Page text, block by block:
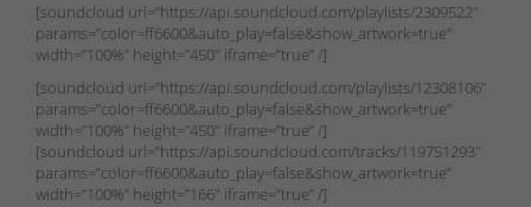
[soundcloud url=”https://api.soundcloud.com/playlists/2309522″
params=”color=ff6600&auto_play=false&show_artwork=true”
width=”100%” height=”450″ iframe=”true” /]
[soundcloud url=”https://api.soundcloud.com/playlists/12308106″
params=”color=ff6600&auto_play=false&show_artwork=true”
width=”100%” height=”450″ iframe=”true” /]
[soundcloud url=”https://api.soundcloud.com/tracks/119751293″
params=”color=ff6600&auto_play=false&show_artwork=true”
width=”100%” height=”166″ iframe=”true” /]